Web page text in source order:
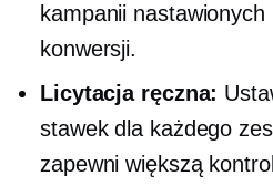
kampanii
konwersji.
Licytacja ręczna:
stawek dla każdego
zapewni większą